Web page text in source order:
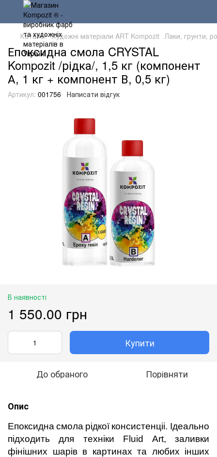
Каталог Художні матеріали ART Kompozit Лаки, грунти,
Епоксидна смола CRYSTAL
Kompozit /рідка/, 1,5 кг (компонент
А, 1 кг + компонент В, 0,5 кг)
Артикул: 001756 Написати відгук
В наявності
1 550.00 грн
Купити
До обраного Порівняти
Опис
Епоксидна смола рідкої консистенціі. Ідеально
підходить для техніки Fluid Art, заливки
фінішних шарів в картинах та любих інших